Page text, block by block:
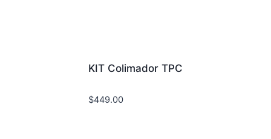
KIT Colimador TPC
$449.00